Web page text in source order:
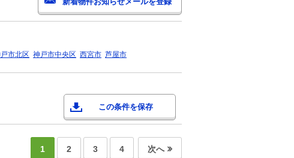
市北区 神戸市中央区 西宮市 芦屋市
この条件を保存
1 2 3 4 次へ